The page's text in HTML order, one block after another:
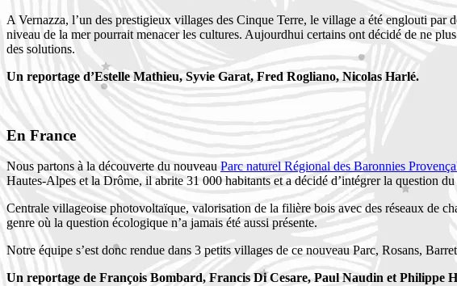
A Vernazza, l’un des prestigieux villages des Cinque Terre, le village a été englouti
niveau de la mer pourrait menacer les cultures. Aujourdhui certains ont décidé de ne
des solutions.
Un reportage d’Estelle Mathieu, Syvie Garat, Fred Rogliano, Nicolas Harlé.
En France
Nous partons à la découverte du nouveau Parc naturel Régional des Baronnies
Hautes-Alpes et la Drôme, il abrite 31 000 habitants et a décidé d’intégrer la question
Centrale villageoise photovoltaïque, valorisation de la filière bois avec des réseaux de
genre où la question écologique n’a jamais été aussi présente.
Notre équipe s’est donc rendue dans 3 petits villages de ce nouveau Parc, Rosans,
Un reportage de François Bombard, Francis Di Cesare, Paul Naudin et Philippe